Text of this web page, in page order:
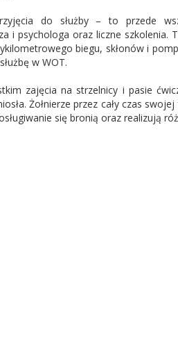
do służby – to przede
i psychologa oraz liczne szkolenia.
biegu, skłonów i
w WOT.
zajęcia na strzelnicy i pasie
Żołnierze przez cały czas
się bronią oraz realizują